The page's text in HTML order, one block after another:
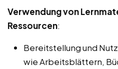
Verwendung von
Ressourcen:
Bereitstellung und
wie Arbeitsblättern,